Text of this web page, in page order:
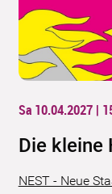
Sa 10.04.2027 |
Die kleine
NEST - Neue